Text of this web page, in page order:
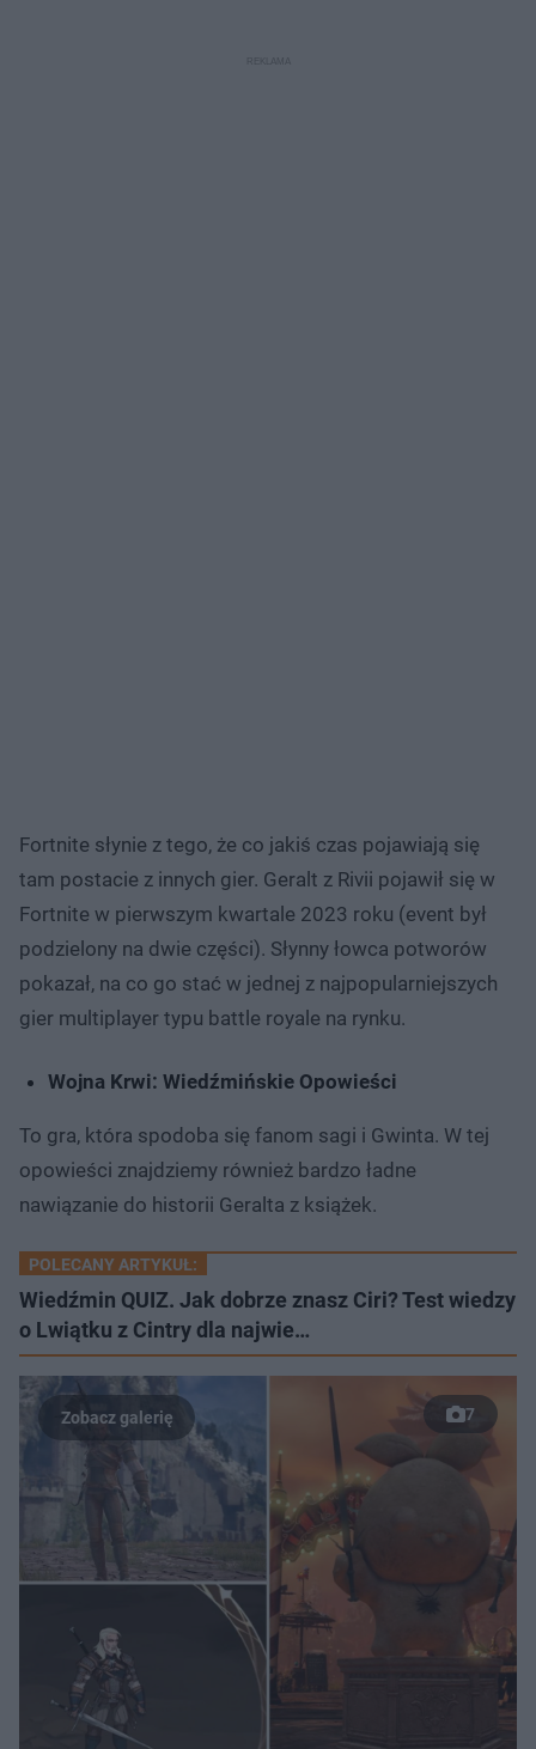
Fortnite słynie z tego, że co jakiś czas pojawiają się
tam postacie z innych gier. Geralt z Rivii pojawił się w
Fortnite w pierwszym kwartale 2023 roku (event był
podzielony na dwie części). Słynny łowca potworów
pokazał, na co go stać w jednej z najpopularniejszych
gier multiplayer typu battle royale na rynku.
Wojna Krwi: Wiedźmińskie Opowieści
To gra, która spodoba się fanom sagi i Gwinta. W tej
opowieści znajdziemy również bardzo ładne
nawiązanie do historii Geralta z książek.
POLECANY ARTYKUŁ:
Wiedźmin QUIZ. Jak dobrze znasz Ciri? Test wiedzy
o Lwiątku z Cintry dla najwie…
7